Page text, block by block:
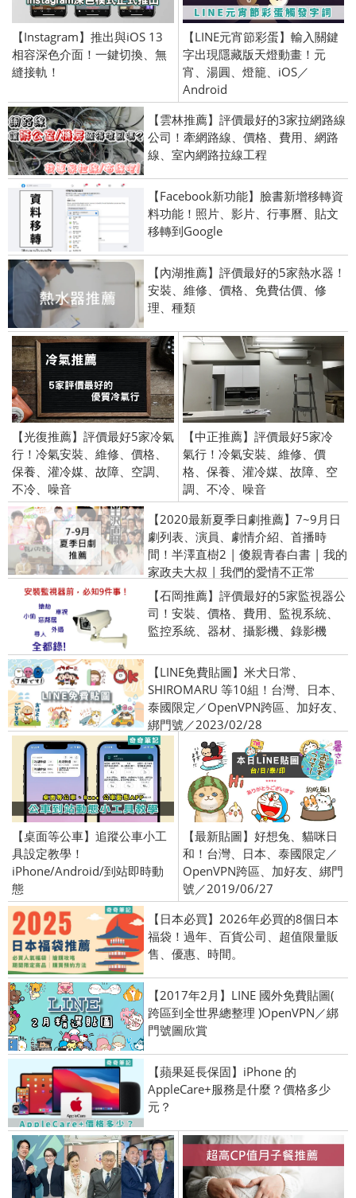
【Instagram】推出與iOS 13
相容深色介面！一鍵切換、無
縫接軌！
【LINE元宵節彩蛋】輸入關鍵
字出現隱藏版天燈動畫！元
宵、湯圓、燈籠、iOS／
Android
【雲林推薦】評價最好的3家拉網路線
公司！牽網路線、價格、費用、網路
線、室內網路拉線工程
【Facebook新功能】臉書新增移轉資
料功能！照片、影片、行事曆、貼文
移轉到Google
【內湖推薦】評價最好的5家熱水器！
安裝、維修、價格、免費估價、修
理、種類
【光復推薦】評價最好5家冷氣
行！冷氣安裝、維修、價格、
保養、灌冷媒、故障、空調、
不冷、噪音
【中正推薦】評價最好5家冷
氣行！冷氣安裝、維修、價
格、保養、灌冷媒、故障、空
調、不冷、噪音
【2020最新夏季日劇推薦】7~9月日
劇列表、演員、劇情介紹、首播時
間！半澤直樹2 | 傻親青春白書 | 我的
家政夫大叔 | 我們的愛情不正常
【石岡推薦】評價最好的5家監視器公
司！安裝、價格、費用、監視系統、
監控系統、器材、攝影機、錄影機
【LINE免費貼圖】米犬日常、
SHIROMARU 等10組！台灣、日本、
泰國限定／OpenVPN跨區、加好友、
綁門號／2023/02/28
【桌面等公車】追蹤公車小工
具設定教學！
iPhone/Android/到站即時動
態
【最新貼圖】好想兔、貓咪日
和！台灣、日本、泰國限定／
OpenVPN跨區、加好友、綁門
號／2019/06/27
【日本必買】2026年必買的8個日本
福袋！過年、百貨公司、超值限量販
售、優惠、時間。
【2017年2月】LINE 國外免費貼圖(
跨區到全世界總整理 )OpenVPN／綁
門號圖欣賞
【蘋果延長保固】iPhone 的
AppleCare+服務是什麼？價格多少
元？